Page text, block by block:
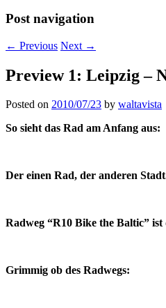
Post navigation
← Previous Next →
Preview 1: Leipzig –
Posted on 2010/07/23 by waltavista
So sieht das Rad am Anfang aus:
Der einen Rad, der anderen
Radweg “R10 Bike the Baltic”
Grimmig ob des Radwegs: